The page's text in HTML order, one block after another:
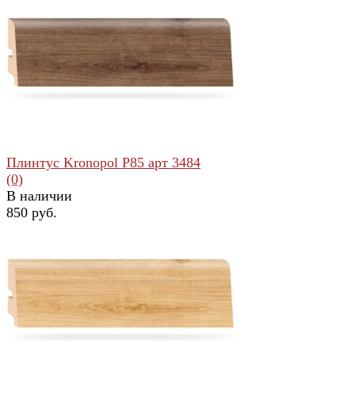
избранное сравнить
избранное сравнить
Плинтус Kronopol Р85 арт 3484
(0)
В наличии
850 руб.